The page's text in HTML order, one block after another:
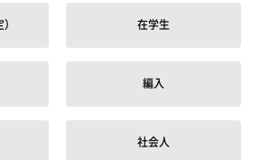
在学生
編入
社会人